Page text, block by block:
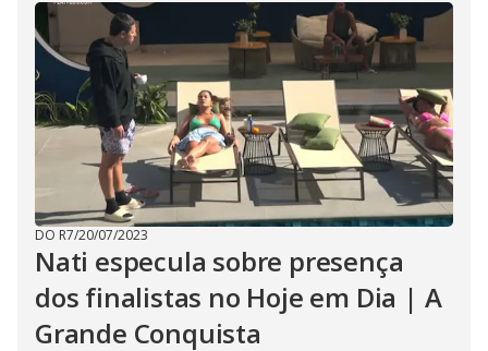
DO R7/20/07/2023
Nati especula sobre presença
dos finalistas no Hoje em Dia | A
Grande Conquista